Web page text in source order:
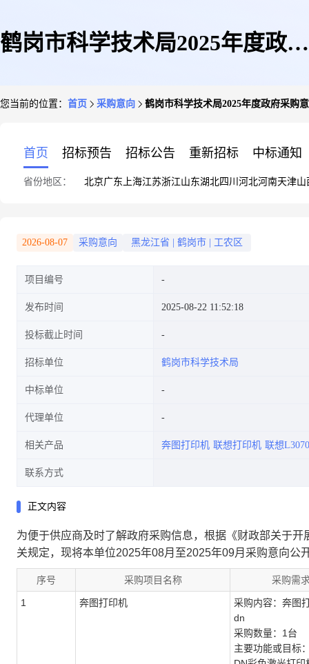
鹤岗市科学技术局2025年度政府
您当前的位置： 首页 采购意向 鹤岗市科学技术局2025年度政府采购
首页 招标预告 招标公告 重新招标 中标通知
省份地区： 北京广东 上海江苏浙江山东湖北四川 河北河南天津山
2026-08-07 采购意向 黑龙江省 鹤岗市 工农区
项目编号
发布时间 2025-08-22 11:52:18
投标截止时间
招标单位 鹤岗市科学技术局
中标单位
代理单位
相关产品 奔图打印机 联想打印机 联想
联系方式
正文内容
为便于供应商及时了解政府采购信息，根据《财政部关于
关规定，现将本单位2025年08月至2025年09月采购意向公
序号 采购项目名称 采购需
1 奔图打印机
采购内容：奔图
dn
采购数量：1台
主要功能或目标